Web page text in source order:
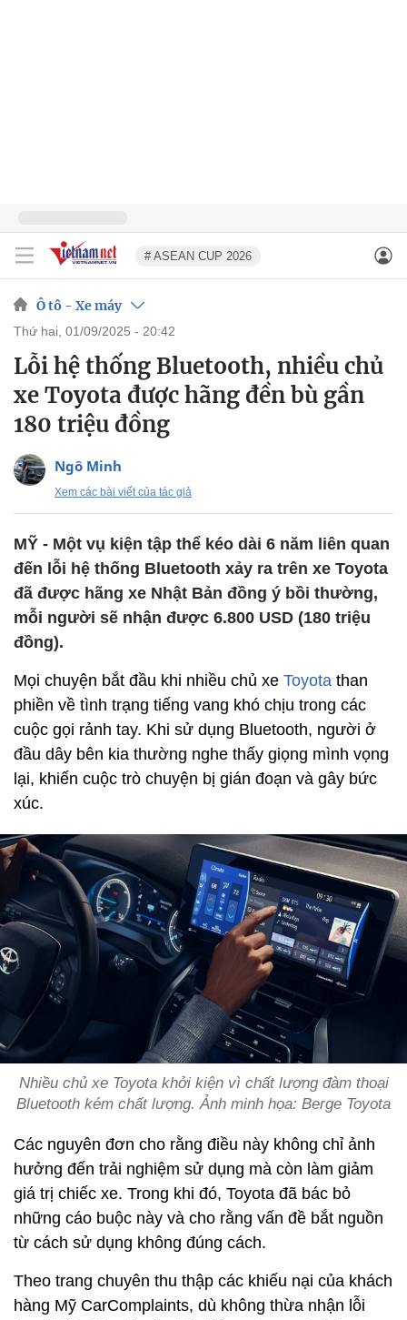
# ASEAN CUP 2026
Ô tô - Xe máy
thứ hai, 01/09/2025 - 20:42
Lỗi hệ thống Bluetooth, nhiều chủ
xe Toyota được hãng đền bù gần
180 triệu đồng
Ngô Minh
Xem các bài viết của tác giả
MỸ - Một vụ kiện tập thể kéo dài 6 năm liên quan
đến lỗi hệ thống Bluetooth xảy ra trên xe Toyota
đã được hãng xe Nhật Bản đồng ý bồi thường,
mỗi người sẽ nhận được 6.800 USD (180 triệu
đồng).
Mọi chuyện bắt đầu khi nhiều chủ xe Toyota than
phiền về tình trạng tiếng vang khó chịu trong các
cuộc gọi rảnh tay. Khi sử dụng Bluetooth, người ở
đầu dây bên kia thường nghe thấy giọng mình vọng
lại, khiến cuộc trò chuyện bị gián đoạn và gây bức
xúc.
Nhiều chủ xe Toyota khởi kiện vì chất lượng đàm thoại
Bluetooth kém chất lượng. Ảnh minh họa: Berge Toyota
Các nguyên đơn cho rằng điều này không chỉ ảnh
hưởng đến trải nghiệm sử dụng mà còn làm giảm
giá trị chiếc xe. Trong khi đó, Toyota đã bác bỏ
những cáo buộc này và cho rằng vấn đề bắt nguồn
từ cách sử dụng không đúng cách.
Theo trang chuyên thu thập các khiếu nại của khách
hàng Mỹ CarComplaints, dù không thừa nhận lỗi